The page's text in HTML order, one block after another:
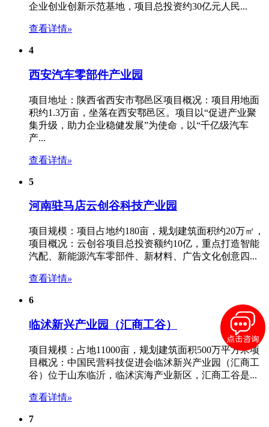
企业创业创新示范基地，项目总投资约30亿元人民...
查看详情»
4
西安汽车零部件产业园
项目地址：陕西省西安市鄠邑区项目概况：项目用地面
积约1.3万亩，坐落在西安鄠邑区。项目以“促进产业聚
集升级，助力企业稳健发展”为使命，以“千亿级汽车
产...
查看详情»
5
河南驻马店云创谷科技产业园
项目规模：项目占地约180亩，规划建筑面积约20万㎡，
项目概况：云创谷项目总投资额约10亿，重点打造智能
汽配、新能源汽车零部件、新材料、广告文化创意四...
查看详情»
6
临沭新兴产业园（汇商工谷）
项目规模：占地11000亩，规划建筑面积500万平方米项
目概况：中国民营科技促进会临沭新兴产业园（汇商工
谷）位于山东临沂，临沭滨海产业新区，汇商工谷是...
查看详情»
7